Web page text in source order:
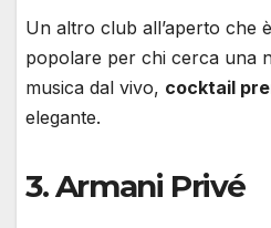
Un altro club all’aperto che
popolare per chi cerca una
musica dal vivo, cocktail
elegante.
3.Armani Privé